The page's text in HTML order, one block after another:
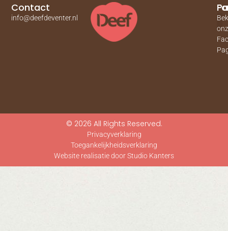
Contact
info@deefdeventer.nl
© 2026 All Rights Reserved.
Privacyverklaring
Toegankelijkheidsverklaring
Website realisatie door Studio Kanters